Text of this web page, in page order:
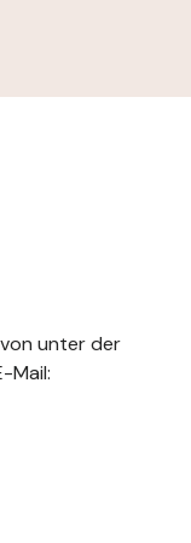
unter der
Mail: